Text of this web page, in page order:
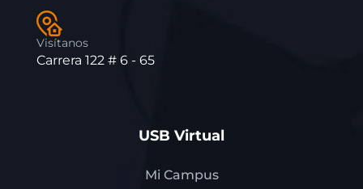
Visítanos
Carrera 122 # 6 - 65
USB Virtual
Mi Campus